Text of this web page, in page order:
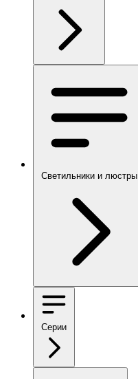
Светильники и люстры
Серии